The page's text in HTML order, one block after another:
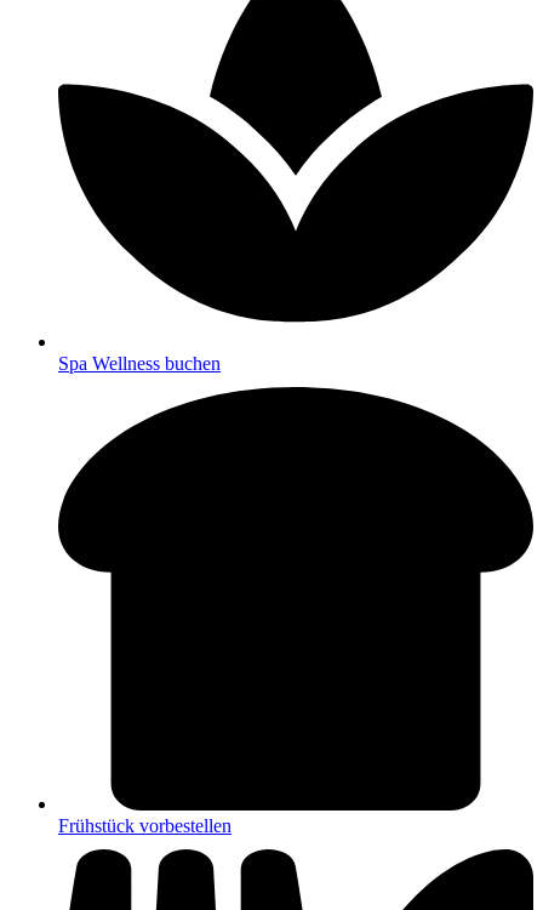
Spa Wellness buchen
Frühstück vorbestellen